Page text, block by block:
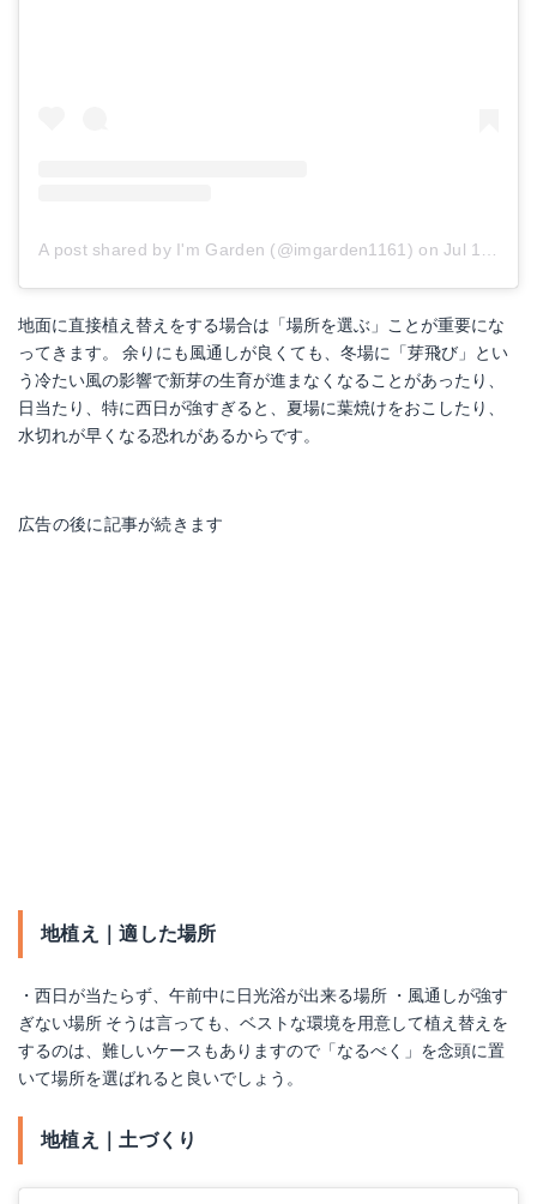
A post shared by I'm Garden (@imgarden1161) onJul 11, 2017 at 1:03am PDT
地面に直接植え替えをする場合は「場所を選ぶ」ことが重要にな
ってきます。 余りにも風通しが良くても、冬場に「芽飛び」とい
う冷たい風の影響で新芽の生育が進まなくなることがあったり、
日当たり、特に西日が強すぎると、夏場に葉焼けをおこしたり、
水切れが早くなる恐れがあるからです。
広告の後に記事が続きます
地植え｜適した場所
・西日が当たらず、午前中に日光浴が出来る場所 ・風通しが強す
ぎない場所 そうは言っても、ベストな環境を用意して植え替えを
するのは、難しいケースもありますので「なるべく」を念頭に置
いて場所を選ばれると良いでしょう。
地植え｜土づくり